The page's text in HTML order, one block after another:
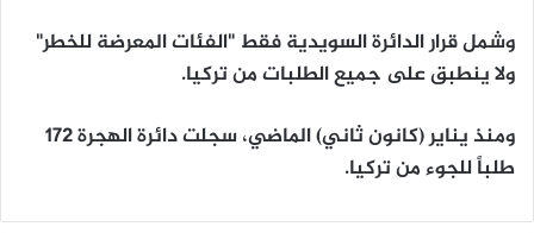
وشمل قرار الدائرة السويدية فقط "الفئات المعرضة للخطر"
ولا ينطبق على جميع الطلبات من تركيا.
ومنذ يناير (كانون ثاني) الماضي، سجلت دائرة الهجرة 172
طلباً للجوء من تركيا.